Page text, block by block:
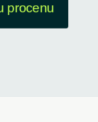
procenu